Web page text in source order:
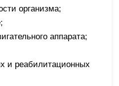
организма;
аппарата;
и реабилитационных